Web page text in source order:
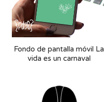
Fondo de pantalla móvil La
vida es un carnaval